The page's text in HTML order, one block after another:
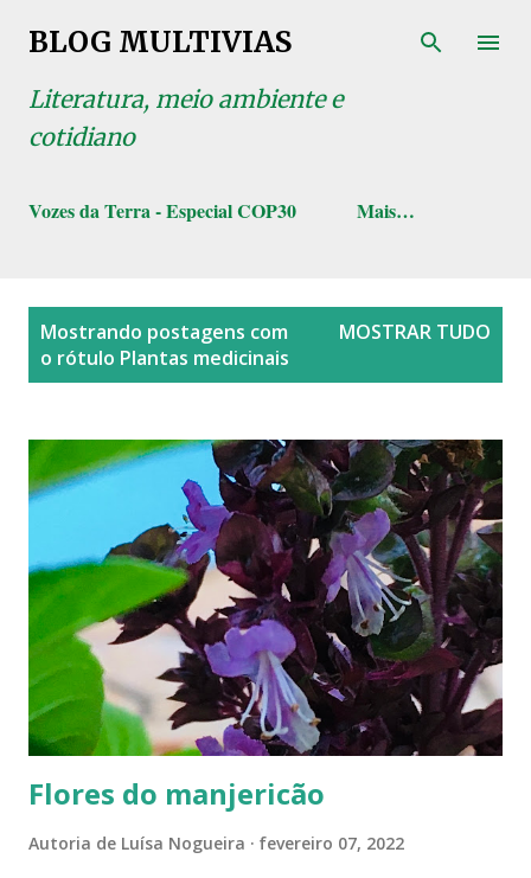
Pular para o conteúdo principal
BLOG MULTIVIAS
Literatura, meio ambiente e
cotidiano
Vozes da Terra - Especial COP30 Mais…
Mostrando postagens com
o rótulo Plantas medicinais
MOSTRAR TUDO
Flores do manjericão
Autoria de Luísa Nogueira fevereiro 07, 2022